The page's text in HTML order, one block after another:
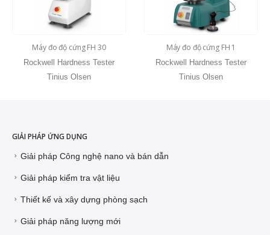
Máy đo độ cứng FH 30
Rockwell Hardness Tester
Tinius Olsen
Máy đo độ cứng FH 1
Rockwell Hardness Tester
Tinius Olsen
GIẢI PHÁP ỨNG DỤNG
Giải pháp Công nghệ nano và bán dẫn
Giải pháp kiểm tra vật liệu
Thiết kế và xây dựng phòng sạch
Giải pháp năng lượng mới